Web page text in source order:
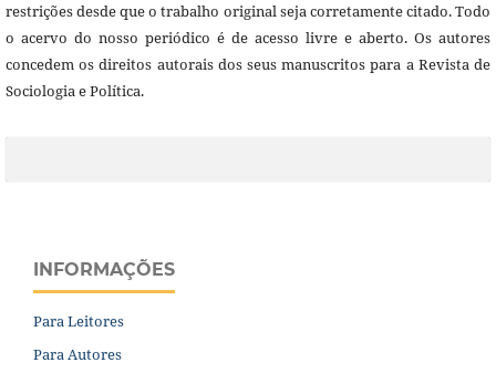
restrições desde que o trabalho original seja corretamente citado. Todo
o acervo do nosso periódico é de acesso livre e aberto. Os autores
concedem os direitos autorais dos seus manuscritos para a Revista de
Sociologia e Política.
INFORMAÇÕES
Para Leitores
Para Autores